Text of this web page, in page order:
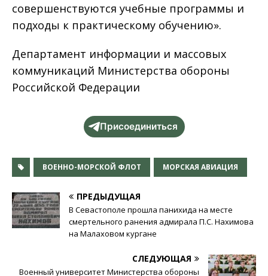
совершенствуются учебные программы и
подходы к практическому обучению».
Департамент информации и массовых
коммуникаций Министерства обороны
Российской Федерации
Присоединиться
ВОЕННО-МОРСКОЙ ФЛОТ МОРСКАЯ АВИАЦИЯ
ПРЕДЫДУЩАЯ
В Севастополе прошла панихида на месте
смертельного ранения адмирала П.С. Нахимова
на Малаховом кургане
СЛЕДУЮЩАЯ
Военный университет Министерства обороны